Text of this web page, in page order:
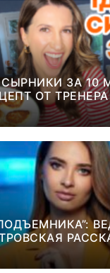
ЗА 10
ОТ ТРЕНЕРА
ЛУЦЕНКО
ИНЦИДЕНТЕ В